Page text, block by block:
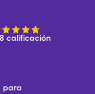
calificación
para